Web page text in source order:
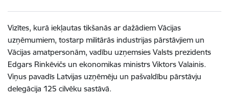
Vizītes, kurā iekļautas tikšanās ar dažādiem Vācijas
uzņēmumiem, tostarp militārās industrijas pārstāvjiem un
Vācijas amatpersonām, vadību uzņemsies Valsts prezidents
Edgars Rinkēvičs un ekonomikas ministrs Viktors Valainis.
Viņus pavadīs Latvijas uzņēmēju un pašvaldību pārstāvju
delegācija 125 cilvēku sastāvā.